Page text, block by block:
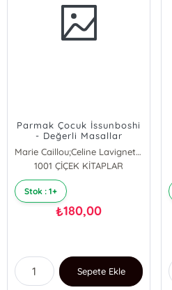
Parmak Çocuk İssunboshi
- Değerli Masallar
Marie Caillou;Celine Lavignette-Ammoun
1001 ÇİÇEK KİTAPLAR
Stok : 1+
₺180,00
Sepete Ekle